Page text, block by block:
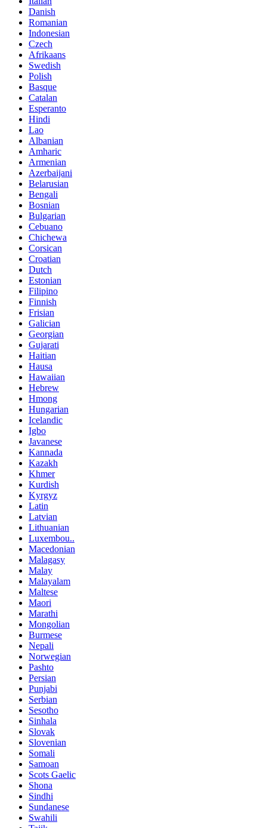
Danish
Romanian
Indonesian
Czech
Afrikaans
Swedish
Polish
Basque
Catalan
Esperanto
Hindi
Lao
Albanian
Amharic
Armenian
Azerbaijani
Belarusian
Bengali
Bosnian
Bulgarian
Cebuano
Chichewa
Corsican
Croatian
Dutch
Estonian
Filipino
Finnish
Frisian
Galician
Georgian
Gujarati
Haitian
Hausa
Hawaiian
Hebrew
Hmong
Hungarian
Icelandic
Igbo
Javanese
Kannada
Kazakh
Khmer
Kurdish
Kyrgyz
Latin
Latvian
Lithuanian
Luxembou..
Macedonian
Malagasy
Malay
Malayalam
Maltese
Maori
Marathi
Mongolian
Burmese
Nepali
Norwegian
Pashto
Persian
Punjabi
Serbian
Sesotho
Sinhala
Slovak
Slovenian
Somali
Samoan
Scots Gaelic
Shona
Sindhi
Sundanese
Swahili